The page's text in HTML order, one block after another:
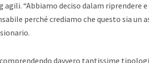
“Abbiamo deciso dalam riprendere
perché crediamo che questo sia un
davvero tantissime